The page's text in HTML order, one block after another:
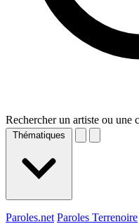
Rechercher un artiste ou une
Thématiques
Paroles.net Paroles Terrenoire